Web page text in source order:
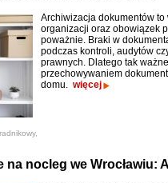
Archiwizacja dokumentów
organizacji oraz obowiązek
poważnie. Braki w
podczas kontroli, audytów
prawnych. Dlatego tak
przechowywaniem
domu. więcej
na nocleg we Wrocławiu: